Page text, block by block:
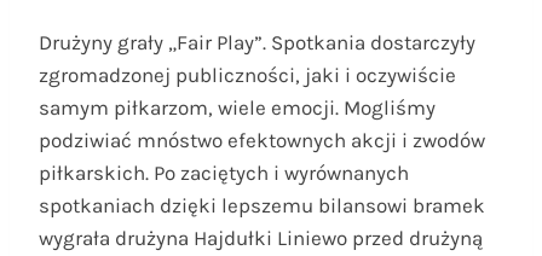
Drużyny grały „Fair Play”. Spotkania dostarczyły
zgromadzonej publiczności, jaki i oczywiście
samym piłkarzom, wiele emocji. Mogliśmy
podziwiać mnóstwo efektownych akcji i zwodów
piłkarskich. Po zaciętych i wyrównanych
spotkaniach dzięki lepszemu bilansowi bramek
wygrała drużyna Hajdułki Liniewo przed drużyną